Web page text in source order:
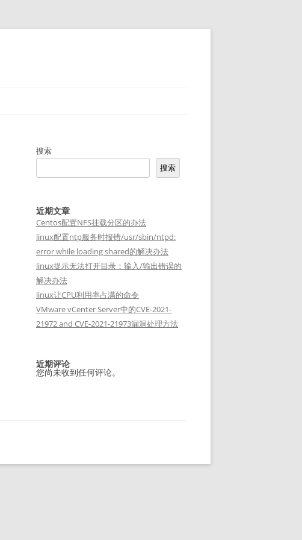
搜索
搜索
近期文章
Centos配置NFS挂载分区的办法
linux配置ntp服务时报错/usr/sbin/ntpd:
error while loading shared的解决办法
linux提示无法打开目录：输入/输出错误的
解决办法
linux让CPU利用率占满的命令
VMware vCenter Server中的CVE-2021-
21972 and CVE-2021-21973漏洞处理方法
近期评论
您尚未收到任何评论。